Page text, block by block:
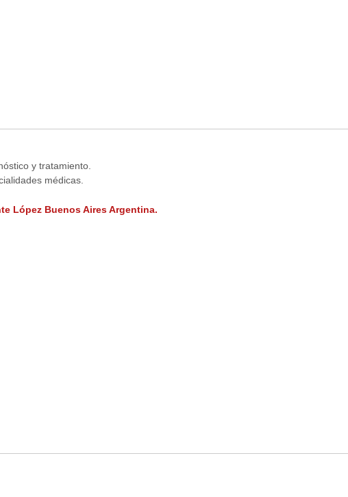
y tratamiento.
médicas.
López Buenos Aires Argentina.